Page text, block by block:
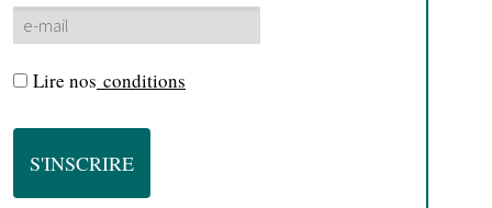
Lire nos conditions